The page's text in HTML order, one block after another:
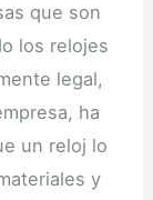
que son
los relojes
legal,
ha
un reloj lo
y